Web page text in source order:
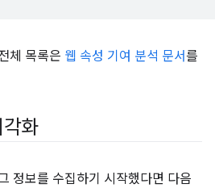
체 목록은 웹 속성 기여 분석 문서를
화
정보를 수집하기 시작했다면 다음